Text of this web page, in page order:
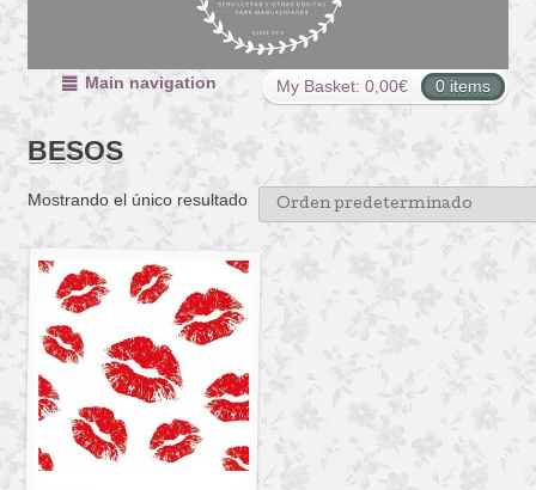
My Basket: 0,00€ 0 items
Main navigation
BESOS
Mostrando el único resultado